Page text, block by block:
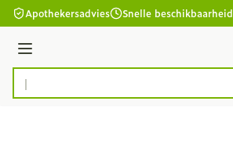
Ga naar de inhoud
Apothekersadvies Snelle beschikbaarheid
Menu
Product, merk, categorie...